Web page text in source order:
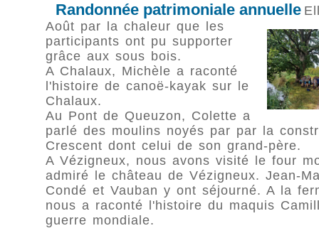
Randonnée patrimoniale annuelle
Août par la chaleur que les
participants ont pu supporter
grâce aux sous bois.
A Chalaux, Michèle a raconté
l'histoire de canoë-kayak sur le
Chalaux.
Au Pont de Queuzon, Colette a
parlé des moulins noyés par par la
Crescent dont celui de son grand-père.
A Vézigneux, nous avons visité le four
admiré le château de Vézigneux. Jean-
Condé et Vauban y ont séjourné. A la
nous a raconté l'histoire du maquis
guerre mondiale.